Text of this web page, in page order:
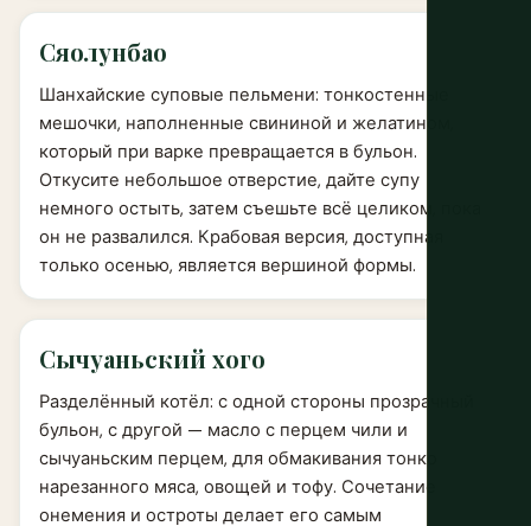
Сяолунбао
Шанхайские суповые пельмени: тонкостенные
мешочки, наполненные свининой и желатином,
который при варке превращается в бульон.
Откусите небольшое отверстие, дайте супу
немного остыть, затем съешьте всё целиком, пока
он не развалился. Крабовая версия, доступная
только осенью, является вершиной формы.
Сычуаньский хого
Разделённый котёл: с одной стороны прозрачный
бульон, с другой — масло с перцем чили и
сычуаньским перцем, для обмакивания тонко
нарезанного мяса, овощей и тофу. Сочетание
онемения и остроты делает его самым